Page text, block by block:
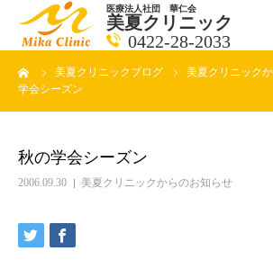
医療法人社団 華仁会
美夏クリニック
0422-28-2033
美夏クリニックブログ 美夏クリニック
学会シーズン
秋の学会シーズン
2006.09.30 美夏クリニックからのお知らせ
医師紹介
クリニックの紹介
アクセス